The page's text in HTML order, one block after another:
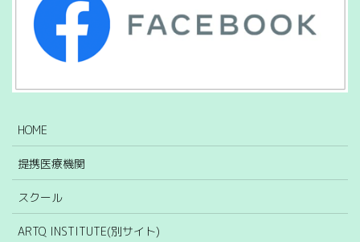
HOME
提携医療機関
スクール
ARTQ INSTITUTE(別サイト)